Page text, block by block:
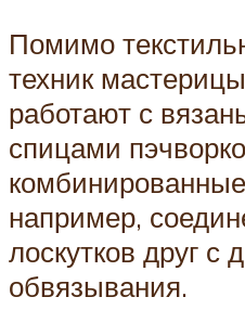
Помимо
техник
работают с
спицами
например,
лоскутков друг с
обвязывания.